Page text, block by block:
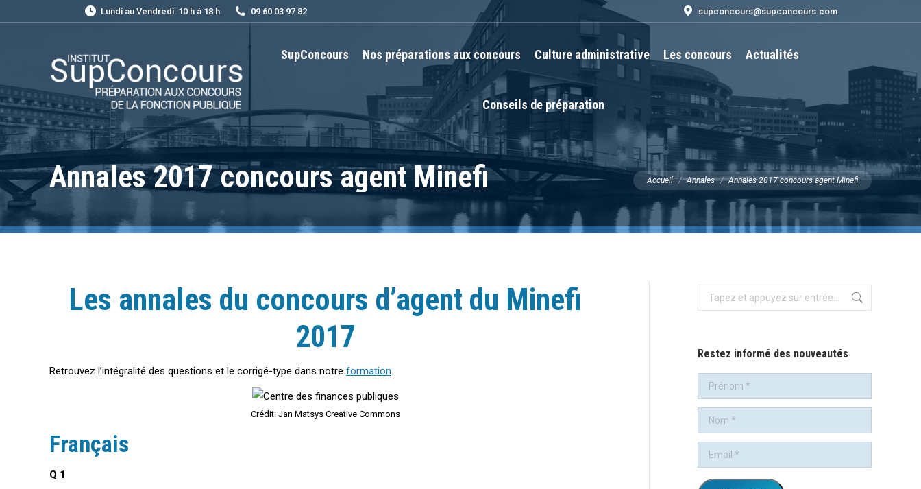
Lundi au Vendredi: 10 h à 18 h 09 60 03 97 82 supconcours@supconcours.com
SupConcours Nos préparations aux concours Culture administrative Les concours Actualités
Conseils de préparation
Recherche
Annales 2017 concours agent Minefi Vous êtes ici :
Accueil Annales Annales 2017 concours agent Minefi
Les annales du concours d’agent du Minefi
2017
Retrouvez l’intégralité des questions et le corrigé-type dans notre formation.
Crédit: Jan Matsys Creative Commons
Français
Q 1
Recherche
:
Restez informé des nouveautés